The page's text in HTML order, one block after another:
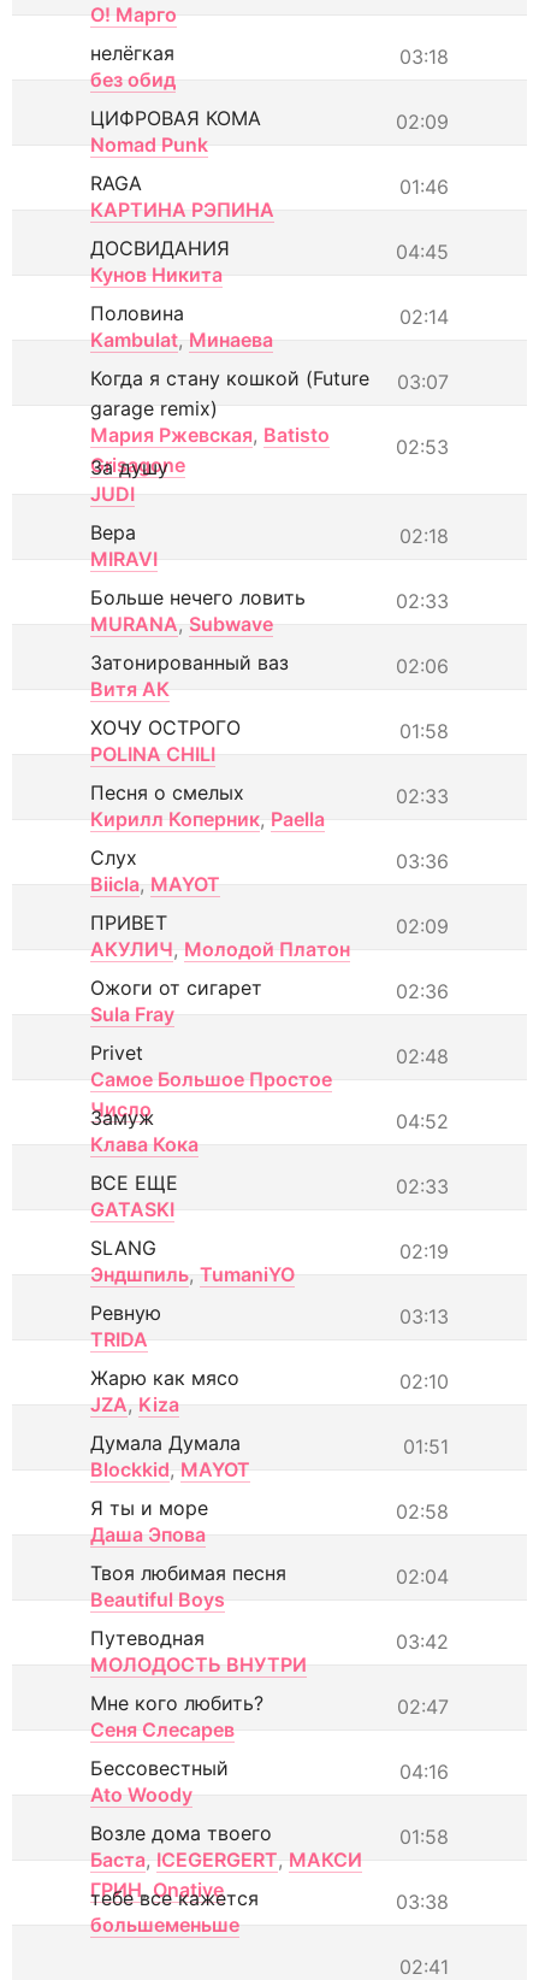
О! Марго
03:18
нелёгкая
без обид
02:09
ЦИФРОВАЯ КОМА
Nomad Punk
01:46
RAGA
КАРТИНА РЭПИНА
04:45
ДОСВИДАНИЯ
Кунов Никита
02:14
Половина
Kambulat, Минаева
03:07
Когда я стану кошкой (Future
garage remix)
Мария Ржевская, Batisto
Grisagone
02:53
За душу
JUDI
02:18
Вера
MIRAVI
02:33
Больше нечего ловить
MURANA, Subwave
02:06
Затонированный ваз
Витя АК
01:58
ХОЧУ ОСТРОГО
POLINA CHILI
02:33
Песня о смелых
Кирилл Коперник, Paella
03:36
Слух
Biicla, MAYOT
02:09
ПРИВЕТ
АКУЛИЧ, Молодой Платон
02:36
Ожоги от сигарет
Sula Fray
02:48
Privet
Самое Большое Простое
Число
04:52
Замуж
Клава Кока
02:33
ВСЕ ЕЩЕ
GATASKI
02:19
SLANG
Эндшпиль, TumaniYO
03:13
Ревную
TRIDA
02:10
Жарю как мясо
JZA, Kiza
01:51
Думала Думала
Blockkid, MAYOT
02:58
Я ты и море
Даша Эпова
02:04
Твоя любимая песня
Beautiful Boys
03:42
Путеводная
МОЛОДОСТЬ ВНУТРИ
02:47
Мне кого любить?
Сеня Слесарев
04:16
Бессовестный
Ato Woody
01:58
Возле дома твоего
Баста, ICEGERGERT, МАКСИ
ГРИН, Onative 03:38
тебе все кажется
большеменьше
02:41